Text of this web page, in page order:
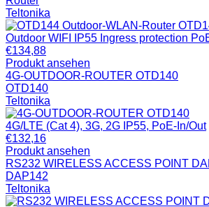
Teltonika
Outdoor WIFI IP55 Ingress protection
€134,88
Produkt ansehen
4G-OUTDOOR-ROUTER OTD140
OTD140
Teltonika
4G/LTE (Cat 4), 3G, 2G IP55, PoE-In/Out
€132,16
Produkt ansehen
RS232 WIRELESS ACCESS POINT
DAP142
Teltonika